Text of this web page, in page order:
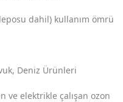
dahil) kullanım ömrü
Deniz Ürünleri
ve elektrikle çalışan ozon